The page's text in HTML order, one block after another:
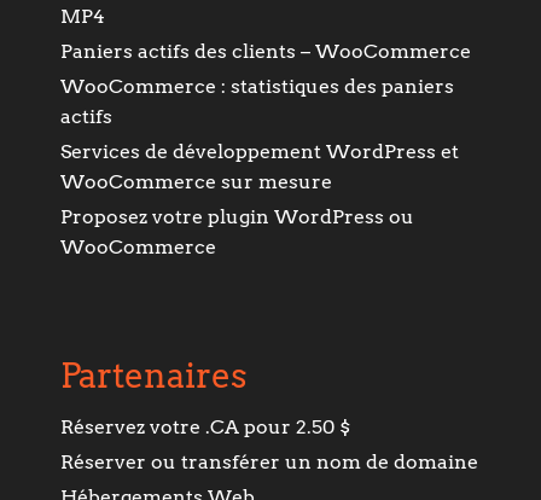
MP4
Paniers actifs des clients – WooCommerce
WooCommerce : statistiques des paniers
actifs
Services de développement WordPress et
WooCommerce sur mesure
Proposez votre plugin WordPress ou
WooCommerce
Partenaires
Réservez votre .CA pour 2.50 $
Réserver ou transférer un nom de domaine